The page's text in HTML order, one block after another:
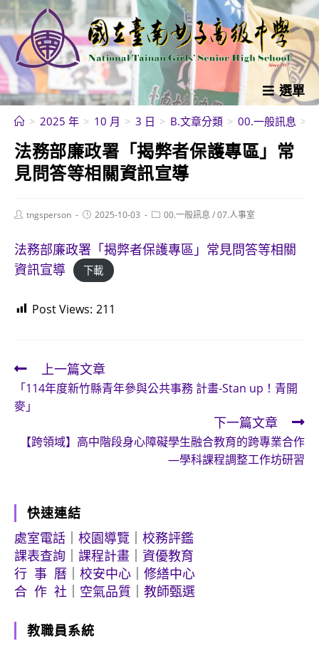
跳
轉
至
主
要
內
選單
> 2025 年 > 10 月 > 3 日 > B.文章分類 > 00.一般訊息 >
法務部廉政署「揭弊者保護專區」常
見問答等相關資訊宣導
Posttngsperson
Post2025-10-03
Post00.一般訊息 /07.人事室
法務部廉政署「揭弊者保護專區」常見問答等相關
資訊宣導
下載
Post Views: 211
Read
more
articles
上一篇文章
「114年度新竹縣青年參與公共事務 計畫-Stan up！青開
麥」
下一篇文章
【跨領域】高中階段身心障礙學生融合教育的跨專業合作
—學科課程調整工作坊研習
快速連結
處室電話
校園導覽
校務評鑑
課表查詢
課程計畫
資優教育
行 事 曆
校安中心
修繕中心
合 作 社
空氣品質 教師甄選
教職員系統